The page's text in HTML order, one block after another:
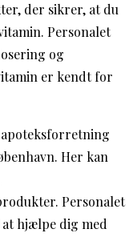
der sikrer, at du
Personalet
og
er kendt for
apoteksforretning
Her kan
Personalet
hjælpe dig med